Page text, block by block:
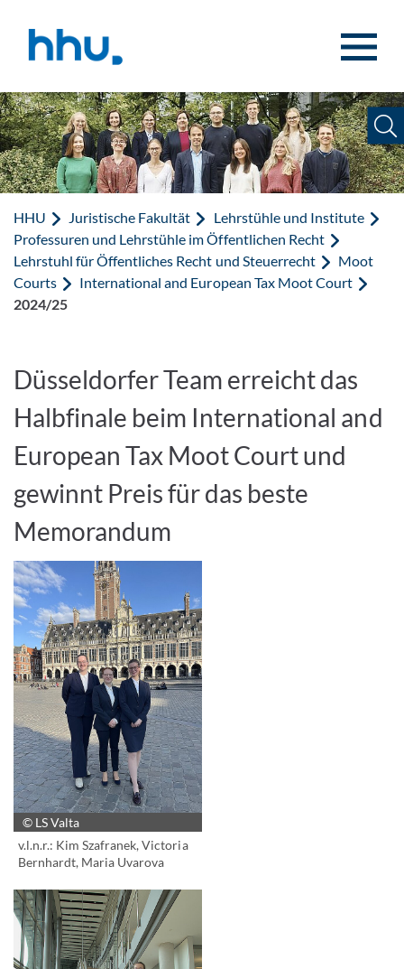
HHU Juristische Fakultät
Lehrstühle und Institute
Professuren und Lehrstühle im Öffentlichen Recht
Lehrstuhl für Öffentliches Recht und Steuerrecht
Moot
Courts
International and European Tax Moot Court
2024/25
Düsseldorfer Team erreicht das
Halbfinale beim International and
European Tax Moot Court und
gewinnt Preis für das beste
Memorandum
© LS Valta
v.l.n.r.: Kim Szafranek, Victoria
Bernhardt, Maria Uvarova